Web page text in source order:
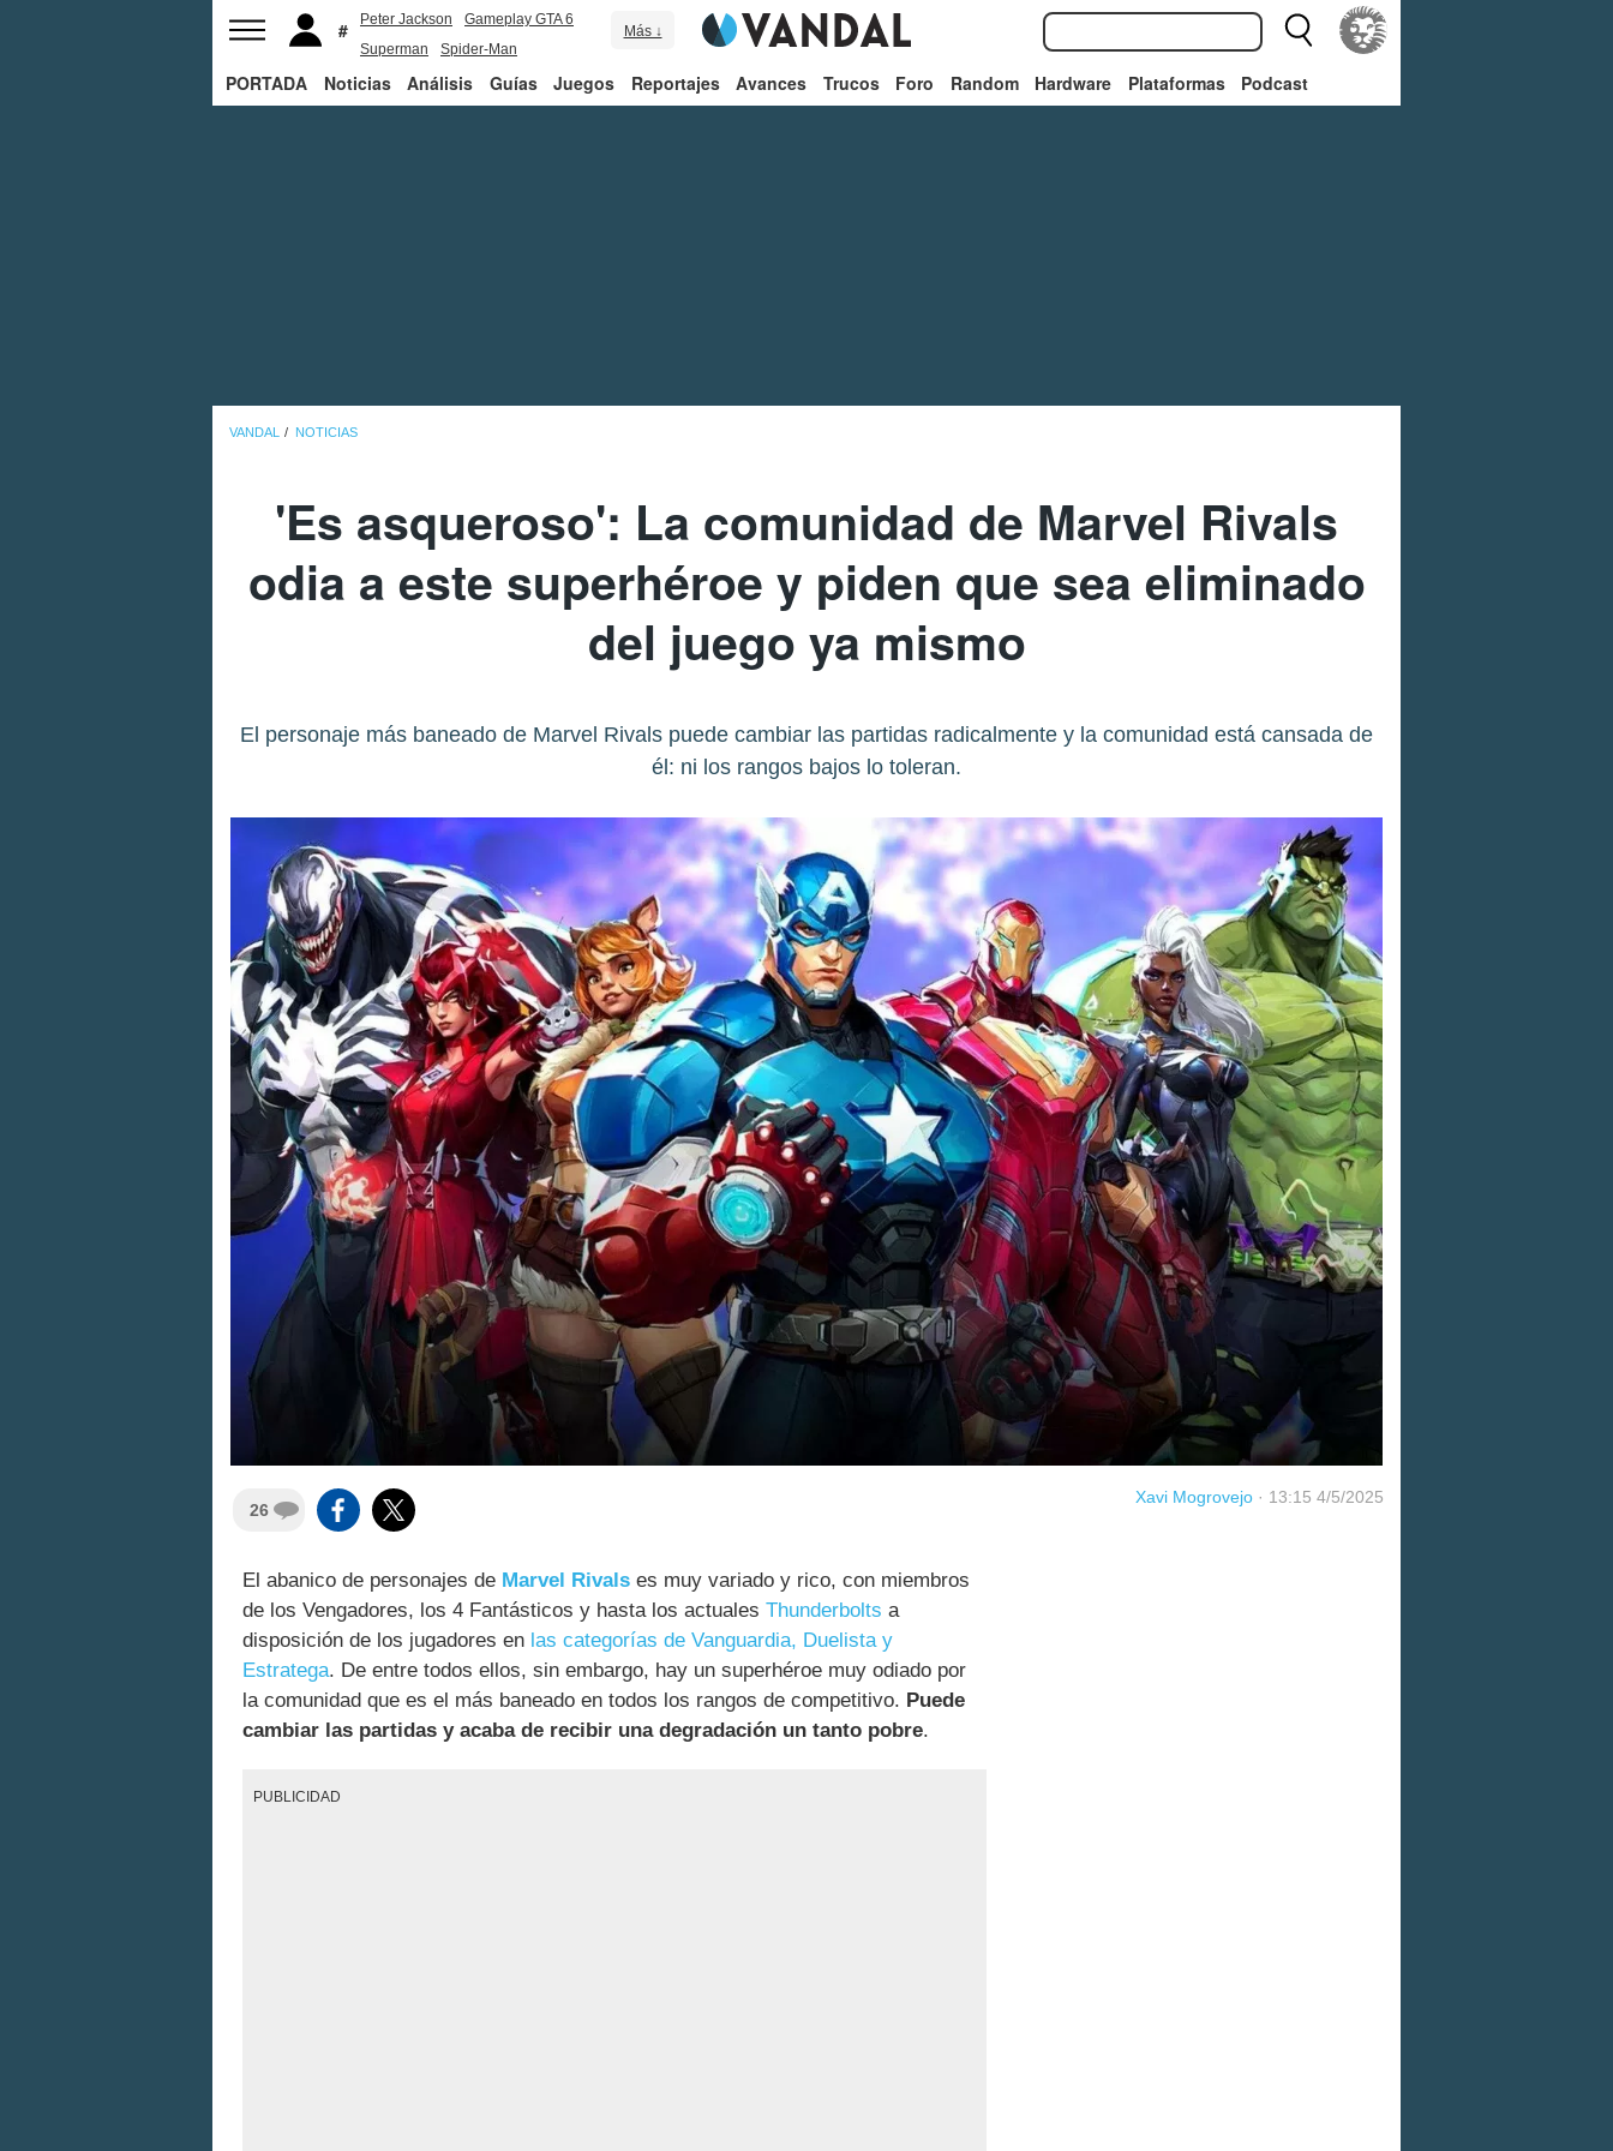
Peter Jackson
Gameplay GTA 6
Superman
Spider-Man
Más ↓
PORTADA Noticias Análisis Guías Juegos Reportajes Avances Trucos Foro Random Hardware Plataformas Podcast
VANDAL NOTICIAS
'Es asqueroso': La comunidad de Marvel Rivals
odia a este superhéroe y piden que sea eliminado
del juego ya mismo
El personaje más baneado de Marvel Rivals puede cambiar las partidas radicalmente y la comunidad está cansada de
él: ni los rangos bajos lo toleran.
26
Xavi Mogrovejo · 13:15 4/5/2025
El abanico de personajes de Marvel Rivals es muy variado y rico, con miembros
de los Vengadores, los 4 Fantásticos y hasta los actuales Thunderbolts a
disposición de los jugadores en las categorías de Vanguardia, Duelista y
Estratega. De entre todos ellos, sin embargo, hay un superhéroe muy odiado por
la comunidad que es el más baneado en todos los rangos de competitivo. Puede
cambiar las partidas y acaba de recibir una degradación un tanto pobre.
PUBLICIDAD